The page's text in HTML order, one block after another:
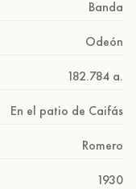
Banda
Odeón
182.784 a.
En el patio de Caifás
Romero
1930